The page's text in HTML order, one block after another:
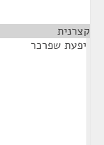
קצרנית
יפעת שפרכר